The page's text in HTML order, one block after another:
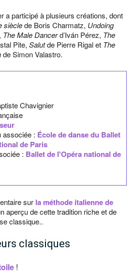
a participé à plusieurs créations, dont
sièclede Boris Charmatz, Undoing
The Male Dancerd’Iván Pérez, The
Pite, Salutde Pierre Rigal et The
de Simon Valastro.
Chavignier
associée : École de danse du Ballet
de Paris
: Ballet de l'Opéra national de
sur la méthode italienne de
aperçu de cette tradition riche et de
classique..
classiques
!